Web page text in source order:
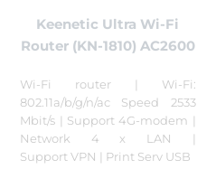
Keenetic Ultra Wi-Fi
Router (KN-1810) AC2600
Wi-Fi router | Wi-Fi:
802.11a/b/g/n/ac Speed 2533
Mbit/s | Support 4G-modem |
Network 4 x LAN |
Support VPN | Print Serv USB